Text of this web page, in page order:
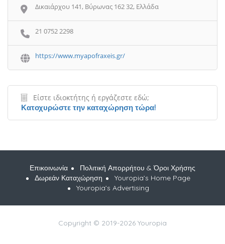
Δικαιάρχου 141, Βύρωνας 162 32, Ελλάδα
21 0752 2298
https://www.myapofraxeis.gr/
Είστε ιδιοκτήτης ή εργάζεστε εδώ;
Κατοχυρώστε την καταχώρηση τώρα!
Επικοινωνία
Πολιτική Απορρήτου & Όροι Χρήσης
Δωρεάν Καταχώρηση
Youropia’s Home Page
Youropia’s Advertising
Copyright © 2019-2026 Youropia